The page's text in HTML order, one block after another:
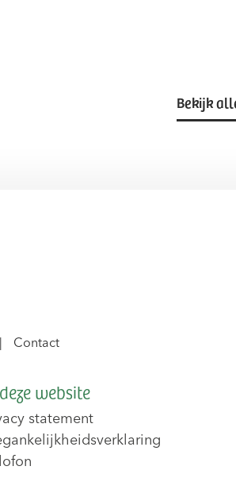
Bekijk
Contact
website
statement